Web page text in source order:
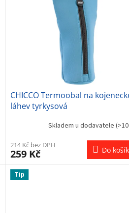
CHICCO Termoobal na
láhev tyrkysová
Skladem u dodavatele
214 Kč bez DPH
259 Kč Do
Tip